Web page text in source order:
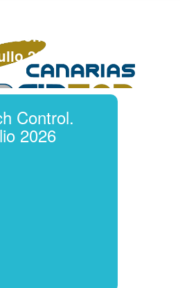
Control. Tenerife
2026
Control.
2026